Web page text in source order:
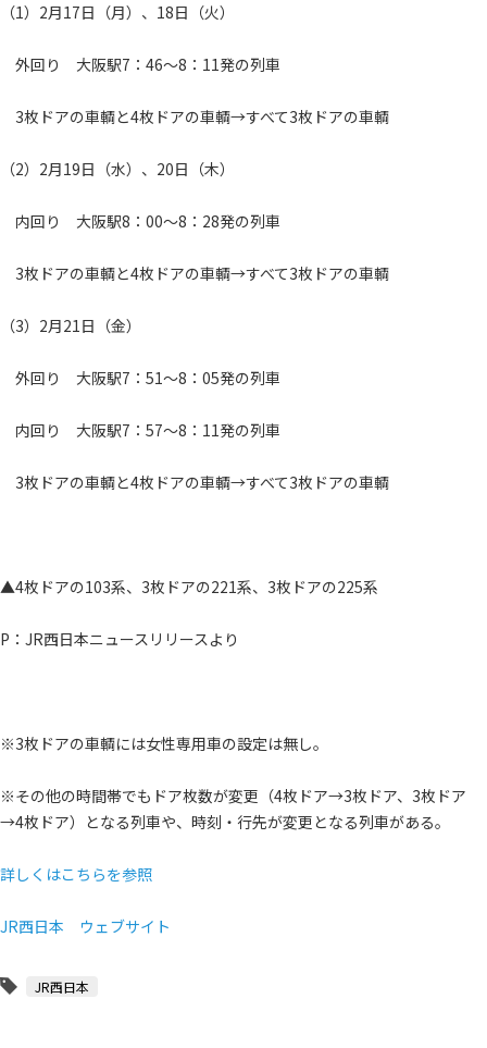
（1）2月17日（月）、18日（火）
外回り 大阪駅7：46～8：11発の列車
3枚ドアの車輌と4枚ドアの車輌→すべて3枚ドアの車輌
（2）2月19日（水）、20日（木）
内回り 大阪駅8：00～8：28発の列車
3枚ドアの車輌と4枚ドアの車輌→すべて3枚ドアの車輌
（3）2月21日（金）
外回り 大阪駅7：51～8：05発の列車
内回り 大阪駅7：57～8：11発の列車
3枚ドアの車輌と4枚ドアの車輌→すべて3枚ドアの車輌
▲4枚ドアの103系、3枚ドアの221系、3枚ドアの225系
P：JR西日本ニュースリリースより
※3枚ドアの車輌には女性専用車の設定は無し。
※その他の時間帯でもドア枚数が変更（4枚ドア→3枚ドア、3枚ドア
→4枚ドア）となる列車や、時刻・行先が変更となる列車がある。
詳しくはこちらを参照
JR西日本 ウェブサイト
JR西日本